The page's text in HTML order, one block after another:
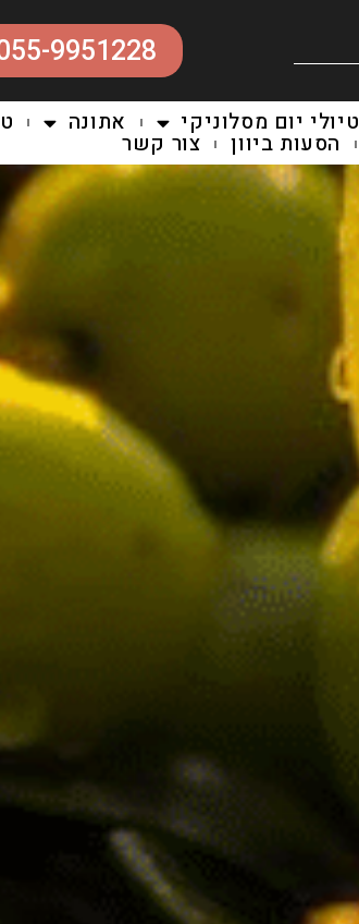
9951228
טיולי יום מסלוניקי אתונה
הסעות ביוון צור קשר